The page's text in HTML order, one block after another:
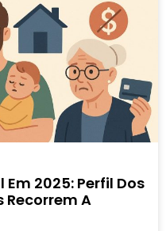
2025: Perfil Dos
Recorrem A